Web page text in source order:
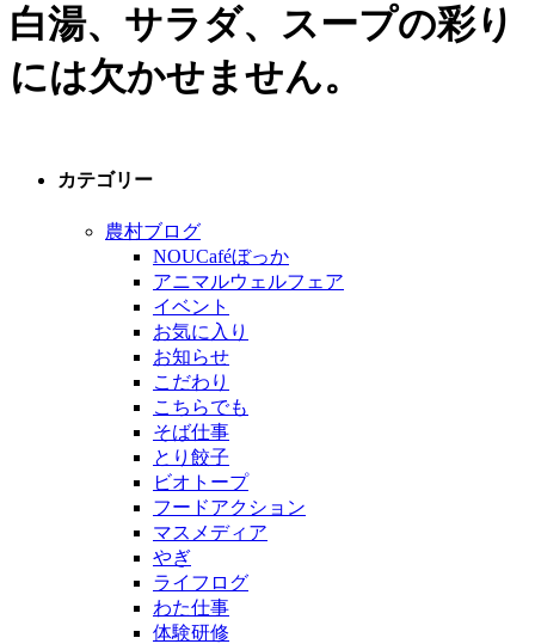
白湯、サラダ、スープの彩り
には欠かせません。
カテゴリー
農村ブログ
NOUCaféぼっか
アニマルウェルフェア
イベント
お気に入り
お知らせ
こだわり
こちらでも
そば仕事
とり餃子
ビオトープ
フードアクション
マスメディア
やぎ
ライフログ
わた仕事
体験研修